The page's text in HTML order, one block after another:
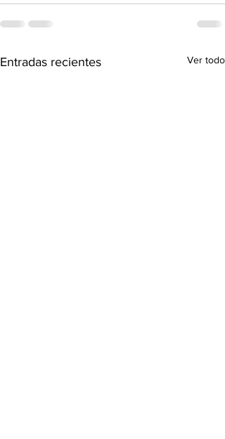
Entradas recientes Ver todo